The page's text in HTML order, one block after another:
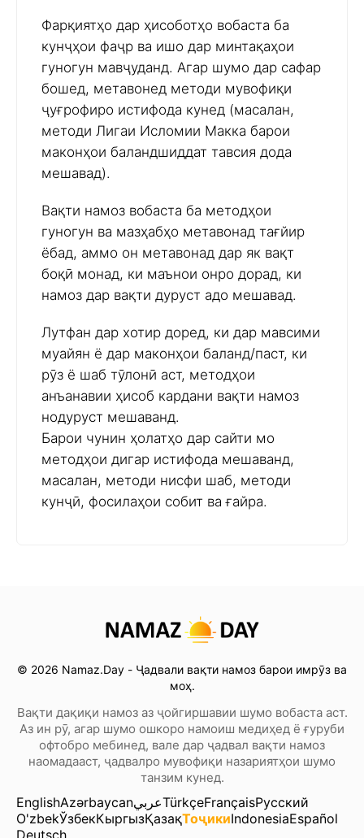
Фарқиятҳо дар ҳисоботҳо вобаста ба
кунҷҳои фаҷр ва ишо дар минтақаҳои
гуногун мавҷуданд. Агар шумо дар сафар
бошед, метавонед методи мувофиқи
ҷуғрофиро истифода кунед (масалан,
методи Лигаи Исломии Макка барои
маконҳои баландшиддат тавсия дода
мешавад).
Вақти намоз вобаста ба методҳои
гуногун ва мазҳабҳо метавонад тағйир
ёбад, аммо он метавонад дар як вақт
боқӣ монад, ки маънои онро дорад, ки
намоз дар вақти дуруст адо мешавад.
Лутфан дар хотир доред, ки дар мавсими
муайян ё дар маконҳои баланд/паст, ки
рӯз ё шаб тӯлонӣ аст, методҳои
анъанавии ҳисоб кардани вақти намоз
нодуруст мешаванд.
Барои чунин ҳолатҳо дар сайти мо
методҳои дигар истифода мешаванд,
масалан, методи нисфи шаб, методи
кунҷӣ, фосилаҳои собит ва ғайра.
© 2026 Namaz.Day - Ҷадвали вақти намоз барои имрӯз ва
моҳ.
Вақти дақиқи намоз аз ҷойгиршавии шумо вобаста аст.
Аз ин рӯ, агар шумо ошкоро намоиш медиҳед ё ғуруби
офтобро мебинед, вале дар ҷадвал вақти намоз
наомадааст, ҷадвалро мувофиқи назариятҳои шумо
танзим кунед.
EnglishAzərbaycanعربيTürkçeFrançaisРусский
O'zbekЎзбекКыргызҚазақТоҷикиIndonesiaEspañol